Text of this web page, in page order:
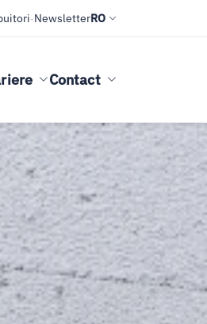
-NewsletterRO
Contact